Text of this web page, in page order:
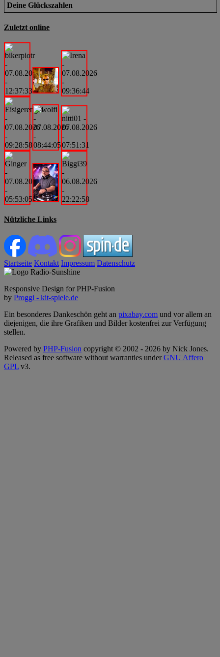
Deine Glückszahlen
Zuletzt online
Nützliche Links
Startseite Kontakt Impressum Datenschutz
Responsive Design for PHP-Fusion
by Proggi - kit-spiele.de
Ein besonderes Dankeschön geht an pixabay.com und vor allem an
diejenigen, die ihre Grafiken und Bilder kostenfrei zur Verfügung
stellen.
Powered by PHP-Fusion copyright © 2002 - 2026 by Nick Jones.
Released as free software without warranties underGNU Affero
GPL v3.